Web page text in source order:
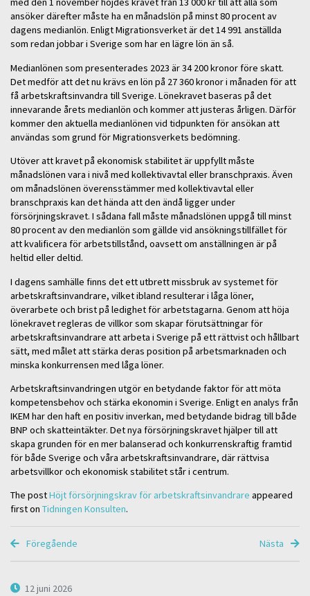
ansöker därefter måste ha en månadslön på minst 80 procent av
dagens medianlön. Enligt Migrationsverket är det 14 991 anställda
som redan jobbar i Sverige som har en lägre lön än så.
Medianlönen som presenterades 2023 är 34 200 kronor före skatt.
Det medför att det nu krävs en lön på 27 360 kronor i månaden för att
få arbetskraftsinvandra till Sverige. Lönekravet baseras på det
innevarande årets medianlön och kommer att justeras årligen. Därför
kommer den aktuella medianlönen vid tidpunkten för ansökan att
användas som grund för Migrationsverkets bedömning.
Utöver att kravet på ekonomisk stabilitet är uppfyllt måste
månadslönen vara i nivå med kollektivavtal eller branschpraxis. Även
om månadslönen överensstämmer med kollektivavtal eller
branschpraxis kan det hända att den ändå ligger under
försörjningskravet. I sådana fall måste månadslönen uppgå till minst
80 procent av den medianlön som gällde vid ansökningstillfället för
att kvalificera för arbetstillstånd, oavsett om anställningen är på
heltid eller deltid.
I dagens samhälle finns det ett utbrett missbruk av systemet för
arbetskraftsinvandrare, vilket ibland resulterar i låga löner,
överarbete och brist på ledighet för arbetstagarna. Genom att höja
lönekravet regleras de villkor som skapar förutsättningar för
arbetskraftsinvandrare att arbeta i Sverige på ett rättvist och hållbart
sätt, med målet att stärka deras position på arbetsmarknaden och
minska konkurrensen med låga löner.
Arbetskraftsinvandringen utgör en betydande faktor för att möta
kompetensbehov och stärka ekonomin i Sverige. Enligt en analys från
IKEM har den haft en positiv inverkan, med betydande bidrag till både
BNP och skatteintäkter. Det nya försörjningskravet hjälper till att
skapa grunden för en mer balanserad och konkurrenskraftig framtid
för både Sverige och våra arbetskraftsinvandrare, där rättvisa
arbetsvillkor och ekonomisk stabilitet står i centrum.
The postHöjt försörjningskrav för arbetskraftsinvandrare appeared
first on Tidningen Konsulten.
Föregående Nästa
12 juni 2026